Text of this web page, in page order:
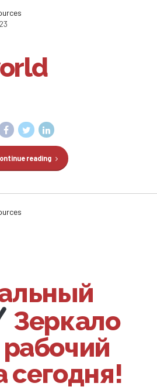
reading
Зеркало
сегодня!